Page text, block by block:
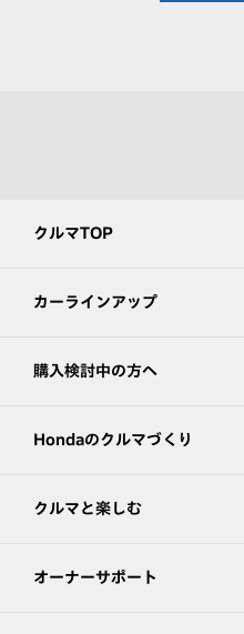
クルマTOP
カーラインアップ
購入検討中の方へ
Hondaのクルマづくり
クルマと楽しむ
オーナーサポート